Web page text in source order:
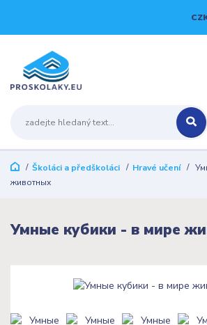
Školáci a předškoláci Hravé učení
животныx
Умные кубики - в мире